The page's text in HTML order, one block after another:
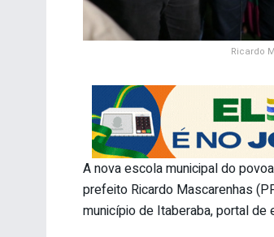
Ricardo
A nova escola municipal do
prefeito Ricardo Mascarenhas
município de Itaberaba, portal de